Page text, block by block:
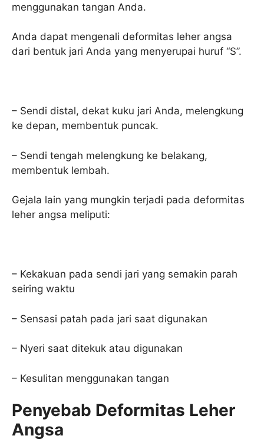
menggunakan tangan Anda.
Anda dapat mengenali deformitas leher angsa
dari bentuk jari Anda yang menyerupai huruf “S”.
– Sendi distal, dekat kuku jari Anda, melengkung
ke depan, membentuk puncak.
– Sendi tengah melengkung ke belakang,
membentuk lembah.
Gejala lain yang mungkin terjadi pada deformitas
leher angsa meliputi:
– Kekakuan pada sendi jari yang semakin parah
seiring waktu
– Sensasi patah pada jari saat digunakan
– Nyeri saat ditekuk atau digunakan
– Kesulitan menggunakan tangan
Penyebab Deformitas Leher
Angsa